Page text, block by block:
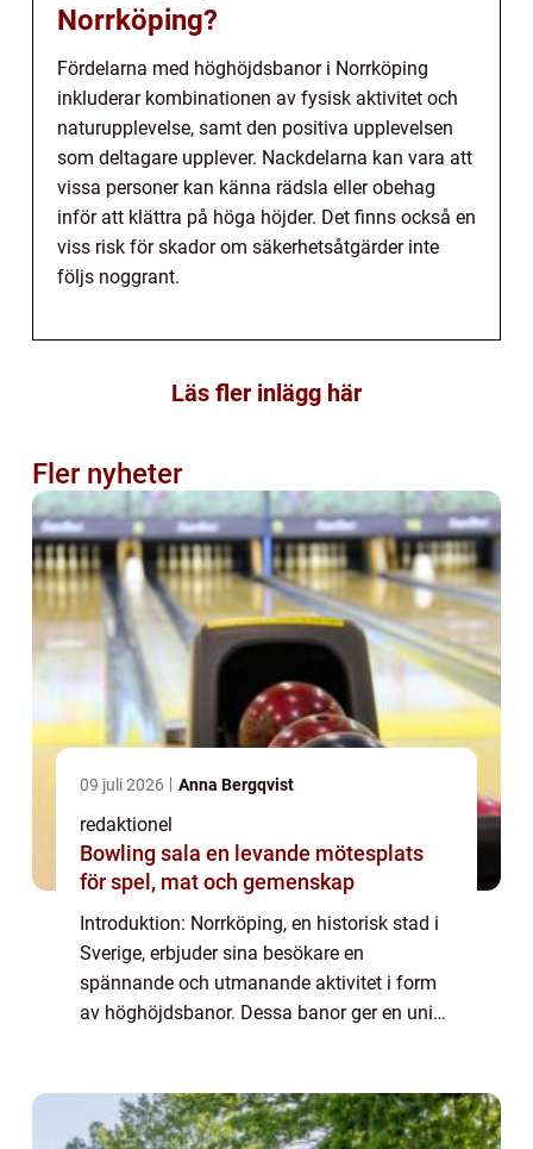
Norrköping?
Fördelarna med höghöjdsbanor i Norrköping
inkluderar kombinationen av fysisk aktivitet och
naturupplevelse, samt den positiva upplevelsen
som deltagare upplever. Nackdelarna kan vara att
vissa personer kan känna rädsla eller obehag
inför att klättra på höga höjder. Det finns också en
viss risk för skador om säkerhetsåtgärder inte
följs noggrant.
Läs fler inlägg här
Fler nyheter
09 juli 2026 Anna Bergqvist
redaktionel
Bowling sala en levande mötesplats
för spel, mat och gemenskap
Introduktion: Norrköping, en historisk stad i
Sverige, erbjuder sina besökare en
spännande och utmanande aktivitet i form
av höghöjdsbanor. Dessa banor ger en unik